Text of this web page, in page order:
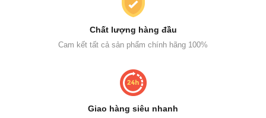
Chất lượng hàng đầu
Cam kết tất cả sản phẩm chính hãng 100%
Giao hàng siêu nhanh